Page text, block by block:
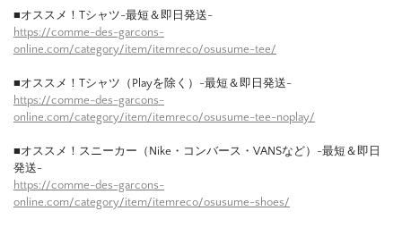
■オススメ！Tシャツ-最短＆即日発送-
https://comme-des-garcons-
online.com/category/item/itemreco/osusume-tee/
■オススメ！Tシャツ（Playを除く）-最短＆即日発送-
https://comme-des-garcons-
online.com/category/item/itemreco/osusume-tee-noplay/
■オススメ！スニーカー（Nike・コンバース・VANSなど）-最短＆即日
発送-
https://comme-des-garcons-
online.com/category/item/itemreco/osusume-shoes/